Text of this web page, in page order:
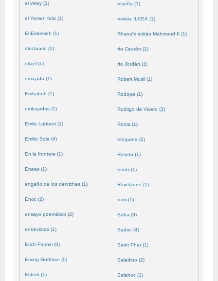
el virrey (1)
el Yemen feliz (1)
El-Esbekieh (1)
electuario (1)
eliael (1)
emajada (1)
Embabeh (1)
embajadas (1)
Emile Lubbert (1)
Emilio Sola (4)
En la frontera (1)
Eneas (1)
engaño de los derviches (1)
Enoc (2)
ensayo poemático (2)
entrevistas (1)
Erich Fromm (0)
Erving Goffman (0)
Esbeh (1)
reseña (1)
revista ILCEA (1)
Rhaouïs sultán Mahmoud II (1)
río Cedrón (1)
río Jordán (1)
Robert Musil (1)
Rodope (1)
Rodrigo de Vivero (3)
Roma (1)
ronquera (2)
Roseta (1)
roumi (1)
Roxelanne (1)
rumi (1)
Saba (3)
Sadoc (4)
Saint Phar (1)
Saladino (2)
Salahoc (1)